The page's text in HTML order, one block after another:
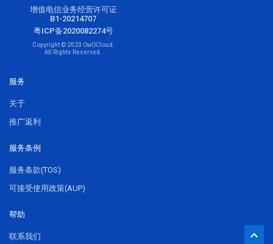
增值电信业务经营许可证
B1-20214707
粤ICP备2020082274号
Copyright © 2023 OwOCloud.
All Rights Reserved.
服务
关于
推广返利
服务条例
服务条款(TOS)
可接受使用政策(AUP)
帮助
联系我们